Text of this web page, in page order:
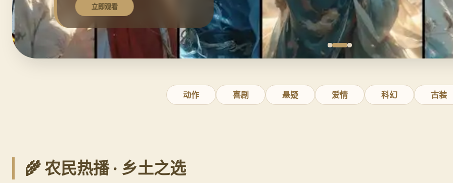
立即观看
动作 喜剧 悬疑 爱情 科幻 古装
🌾 农民热播 · 乡土之选